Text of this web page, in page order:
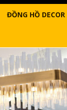
ĐỒNG HỒ DECOR